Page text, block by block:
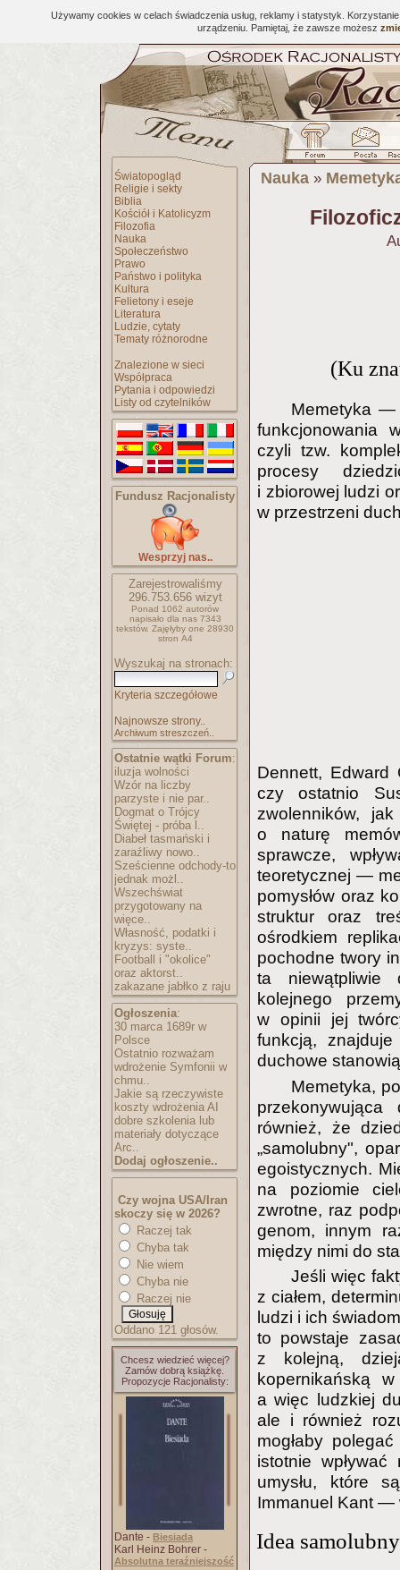
Używamy cookies w celach świadczenia usług, reklamy i statystyk.
urządzeniu. Pamiętaj, że zawsze możesz
Światopogląd
Religie i sekty
Biblia
Kościół i Katolicyzm
Filozofia
Nauka
Społeczeństwo
Prawo
Państwo i polityka
Kultura
Felietony i eseje
Literatura
Ludzie, cytaty
Tematy różnorodne
Znalezione w sieci
Współpraca
Pytania i odpowiedzi
Listy od czytelników
Fundusz Racjonalisty
Wesprzyj nas..
Zarejestrowaliśmy
296.753.656wizyt
Ponad 1062 autorów
napisało dla nas 7343
tekstów. Zajęłyby one 28930
stron A4
Wyszukaj na stronach:
Kryteria szczegółowe
Najnowsze strony..
Archiwum streszczeń..
Ostatnie wątki Forum:
iluzja wolności
Wzór na liczby
parzyste i nie par..
Dogmat o Trójcy
Świętej - próba l..
Diabeł tasmański i
zaraźliwy nowo..
Sześcienne odchody-to
jednak możl..
Wszechświat
przygotowany na
więce..
Własność, podatki i
kryzys: syste..
Football i "okolice"
oraz aktorst..
zakazane jabłko z raju
Ogłoszenia:
30 marca 1689r w
Polsce
Ostatnio rozważam
wdrożenie Symfonii w
chmu..
Jakie są rzeczywiste
koszty wdrożenia AI
dobre szkolenia lub
materiały dotyczące
Arc..
Dodaj ogłoszenie..
Czy wojna USA/Iran
skoczy się w 2026?
Raczej tak
Chyba tak
Nie wiem
Chyba nie
Raczej nie
Oddano 121 głosów.
Chcesz wiedzieć więcej?
Zamów dobrą książkę.
Propozycje Racjonalisty:
Dante - Biesiada
Karl Heinz Bohrer -
Absolutna teraźniejszość
Nauka »
(Ku
Memetyka —
funkcjonowania
czyli tzw.
procesy
i zbiorowej ludzi
w przestrzeni
Dennett, Edward
czy ostatnio
zwolenników,
o naturę
sprawcze,
teoretycznej —
pomysłów oraz
struktur oraz
ośrodkiem
pochodne twory
ta niewątpliwie
kolejnego
w opinii jej
funkcją,
duchowe
Memetyka,
przekonywująca
również, że
„samolubny",
egoistycznych.
na poziomie
zwrotne, raz
genom, innym
między nimi do
Jeśli więc
z ciałem,
ludzi i ich
to powstaje
z kolejną,
kopernikańską
a więc ludzkiej
ale i również
mogłaby
istotnie
umysłu, które
Immanuel Kant —
Idea